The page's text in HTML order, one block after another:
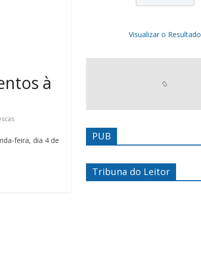
à
feira, dia 4 de
Visualizar o Resultado
PUB
Tribuna do Leitor